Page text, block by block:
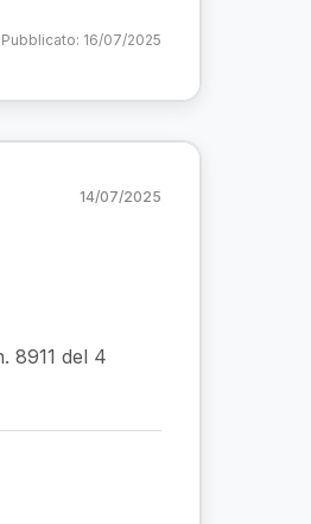
Pubblicato: 16/07/2025
14/07/2025
8911 del 4